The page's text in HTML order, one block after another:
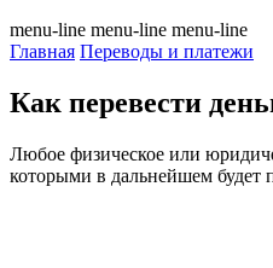
menu-line menu-line menu-line
Главная Переводы и платежи
Как перевести
Любое физическое или
которыми в дальнейшем будет